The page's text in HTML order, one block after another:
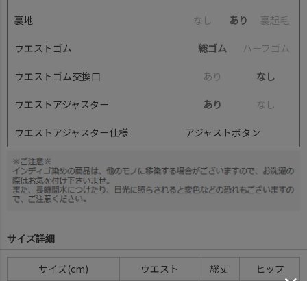
裏地 な し あり 裏起毛
ウエストゴム 総ゴム ハーフ ゴ ム
ウエストゴム交換口 あ り なし
ウエストアジャスター あり な し
ウエストアジャスター仕様 アジャストボタン
サイズ詳細
サイズ(cm) ウエスト 総丈 ヒップ